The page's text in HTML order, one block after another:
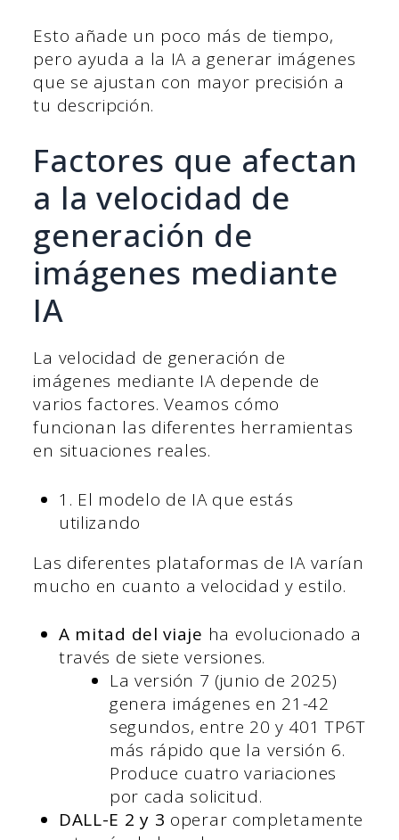
Esto añade un poco más de tiempo,
pero ayuda a la IA a generar imágenes
que se ajustan con mayor precisión a
tu descripción.
Factores que afectan
a la velocidad de
generación de
imágenes mediante
IA
La velocidad de generación de
imágenes mediante IA depende de
varios factores. Veamos cómo
funcionan las diferentes herramientas
en situaciones reales.
1. El modelo de IA que estás
utilizando
Las diferentes plataformas de IA varían
mucho en cuanto a velocidad y estilo.
A mitad del viaje ha evolucionado a
través de siete versiones.
La versión 7 (junio de 2025)
genera imágenes en 21-42
segundos, entre 20 y 401 TP6T
más rápido que la versión 6.
Produce cuatro variaciones
por cada solicitud.
DALL-E 2 y 3 operar completamente